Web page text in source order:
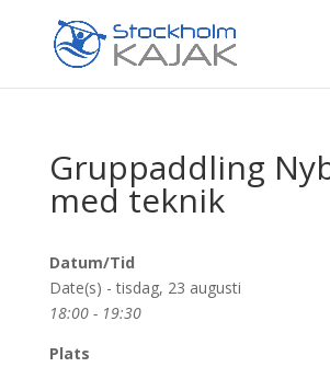
Gruppaddling
med teknik
Datum/Tid
Date(s) - tisdag, 23 augusti
18:00 - 19:30
Plats